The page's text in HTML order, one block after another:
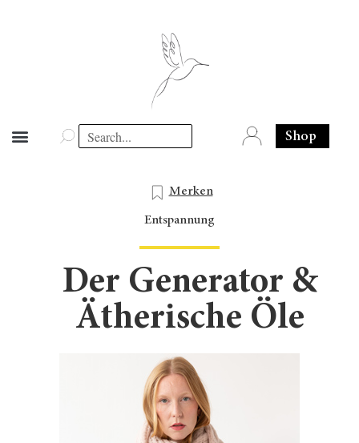
Shop
Merken
Entspannung
Der Generator &
Ätherische Öle